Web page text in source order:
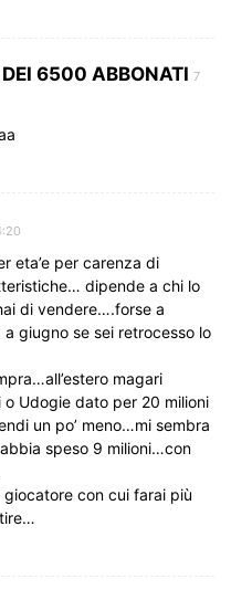
DEI 6500 ABBONATI 7
eta’e per carenza di
dipende a chi lo
di vendere….forse a
giugno se sei retrocesso lo
magari
Udogie dato per 20 milioni
un po’ meno…mi sembra
speso 9 milioni…con
giocatore con cui farai più